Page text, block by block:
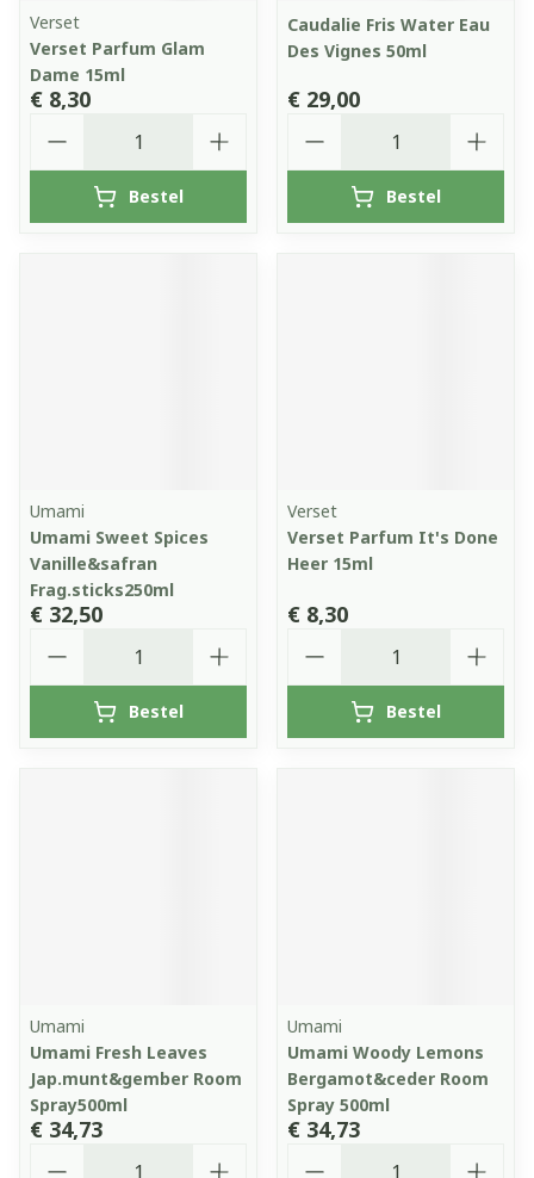
Verset
Verset Parfum Glam
Dame 15ml
€ 8,30
Bestel
Caudalie Fris Water Eau
Des Vignes 50ml
€ 29,00
Bestel
Umami
Umami Sweet Spices
Vanille&safran
Frag.sticks250ml
€ 32,50
Bestel
Verset
Verset Parfum It's Done
Heer 15ml
€ 8,30
Bestel
Umami
Umami Fresh Leaves
Jap.munt&gember Room
Spray500ml
€ 34,73
Umami
Umami Woody Lemons
Bergamot&ceder Room
Spray 500ml
€ 34,73